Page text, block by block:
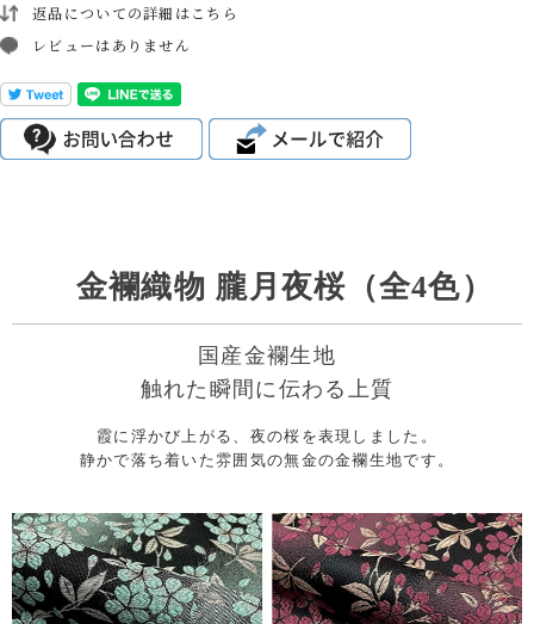
返品についての詳細はこちら
レビューはありません
金襴織物 朧月夜桜（全4色）
国産金襴生地
触れた瞬間に伝わる上質
霞に浮かび上がる、夜の桜を表現しました。
静かで落ち着いた雰囲気の無金の金襴生地です。